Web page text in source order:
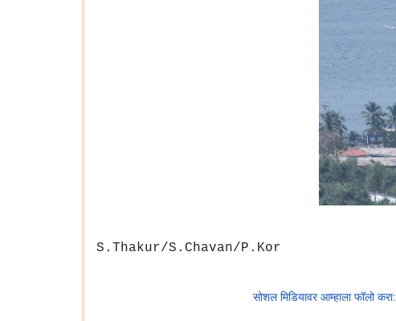
S.Thakur/S.Chavan/P.Kor
सोशल मिडियावर आम्हाला फॉलो करा: